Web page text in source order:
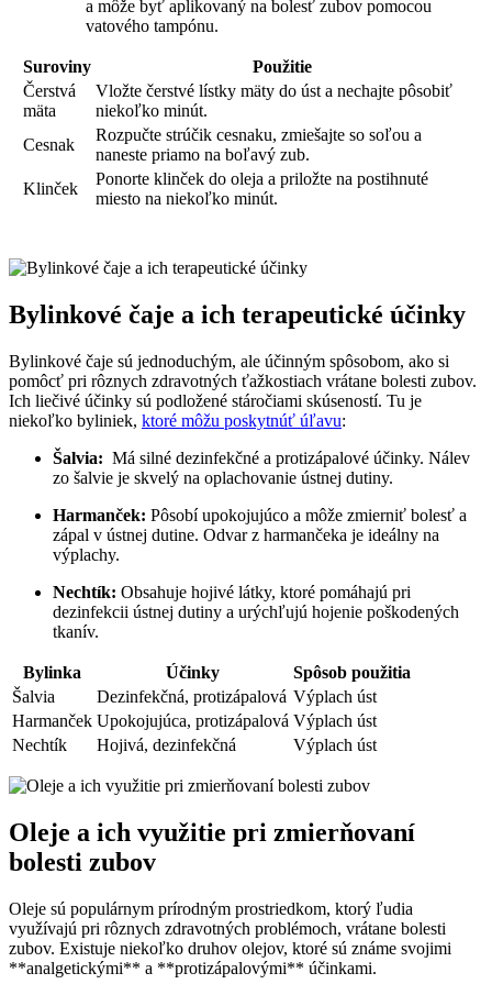
a môže byť aplikovaný na bolesť zubov pomocou
vatového tampónu.
Suroviny
Použitie
Čerstvá
mäta
Vložte ‌čerstvé lístky mäty do úst a nechajte ‍pôsobiť
niekoľko minút.
Cesnak
Rozpučte strúčik cesnaku, zmiešajte so soľou a
⁣naneste⁤ priamo na boľavý ‍zub.
Klinček
Ponorte klinček do oleja a priložte na postihnuté
miesto‍ na niekoľko minút.
Bylinkové čaje a ich terapeutické účinky
Bylinkové čaje sú ⁢jednoduchým, ale účinným spôsobom, ako si
pomôcť pri rôznych zdravotných ťažkostiach vrátane bolesti zubov.
Ich liečivé účinky sú podložené⁢ stáročiami skúseností. Tu je
niekoľko byliniek, ktoré môžu poskytnúť úľavu:
Šalvia: ‍ Má silné dezinfekčné a protizápalové ​účinky. Nálev
zo šalvie je skvelý na oplachovanie ústnej dutiny.
Harmanček: Pôsobí upokojujúco a môže zmierniť bolesť a
zápal v ústnej dutine. Odvar z harmančeka je ideálny na​
výplachy.
Nechtík: Obsahuje⁣ hojivé látky, ktoré​ pomáhajú pri
dezinfekcii ústnej dutiny a ⁢urýchľujú hojenie poškodených
tkanív.
Bylinka Účinky
Spôsob použitia
Šalvia
Dezinfekčná, protizápalová Výplach úst
Harmanček Upokojujúca, protizápalová Výplach úst
Nechtík
Hojivá, dezinfekčná Výplach úst
Oleje a ich‍ využitie pri zmierňovaní
bolesti zubov
Oleje sú populárnym prírodným prostriedkom, ktorý‍ ľudia
využívajú pri rôznych zdravotných problémoch, vrátane bolesti
zubov. Existuje niekoľko⁤ druhov ⁣olejov, ktoré sú známe svojimi
**analgetickými** a **protizápalovými** účinkami.